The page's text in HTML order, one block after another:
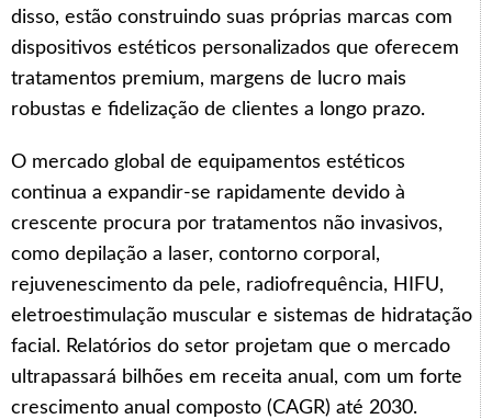
disso, estão construindo suas próprias marcas com
dispositivos estéticos personalizados que oferecem
tratamentos premium, margens de lucro mais
robustas e fidelização de clientes a longo prazo.
O mercado global de equipamentos estéticos
continua a expandir-se rapidamente devido à
crescente procura por tratamentos não invasivos,
como depilação a laser, contorno corporal,
rejuvenescimento da pele, radiofrequência, HIFU,
eletroestimulação muscular e sistemas de hidratação
facial. Relatórios do setor projetam que o mercado
ultrapassará bilhões em receita anual, com um forte
crescimento anual composto (CAGR) até 2030.